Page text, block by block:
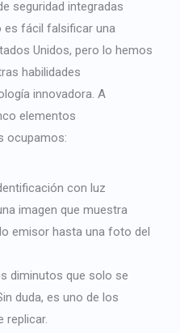
seguridad integradas
es fácil falsificar una
Unidos, pero lo hemos
habilidades
innovadora. A
elementos
ocupamos:
con luz
imagen que muestra
emisor hasta una foto del
diminutos que solo se
duda, es uno de los
replicar.